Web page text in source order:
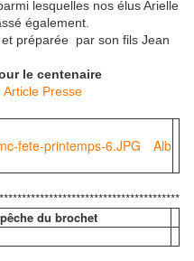
lesquelles nos élus Arielle
également.
préparée par son fils Jean
le centenaire
Article Presse
Alb
du brochet